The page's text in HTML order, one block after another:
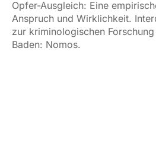
Opfer-Ausgleich: Eine
Anspruch und Wirklichkeit.
zur kriminologischen
Baden: Nomos.